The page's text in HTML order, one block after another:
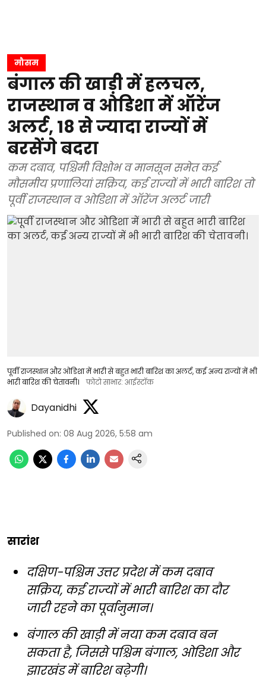
मौसम
बंगाल की खाड़ी में हलचल,
राजस्थान व ओडिशा में ऑरेंज
अलर्ट, 18 से ज्यादा राज्यों में
बरसेंगे बदरा
कम दबाव, पश्चिमी विक्षोभ व मानसून समेत कई
मौसमीय प्रणालियां सक्रिय, कई राज्यों में भारी बारिश तो
पूर्वी राजस्थान व ओडिशा में ऑरेंज अलर्ट जारी
पूर्वी राजस्थान और ओडिशा में भारी से बहुत भारी बारिश का अलर्ट, कई अन्य राज्यों में भी
भारी बारिश की चेतावनी।
फोटो साभार: आईस्टॉक
Dayanidhi
Published on: 08 Aug 2026, 5:58 am
सारांश
दक्षिण-पश्चिम उत्तर प्रदेश में कम दबाव
सक्रिय, कई राज्यों में भारी बारिश का दौर
जारी रहने का पूर्वानुमान।
बंगाल की खाड़ी में नया कम दबाव बन
सकता है, जिससे पश्चिम बंगाल, ओडिशा और
झारखंड में बारिश बढ़ेगी।